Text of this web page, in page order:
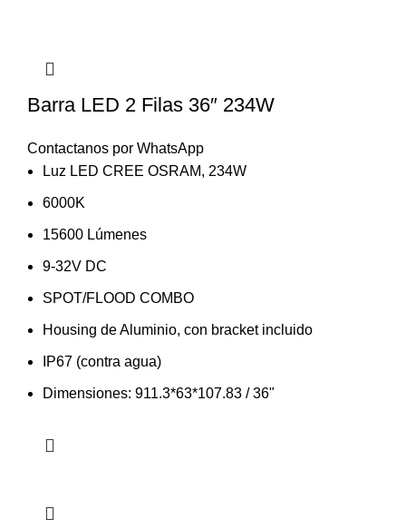
Barra LED 2 Filas 36″ 234W
Contactanos por WhatsApp
Luz LED CREE OSRAM, 234W
6000K
15600 Lúmenes
9-32V DC
SPOT/FLOOD COMBO
Housing de Aluminio, con bracket incluido
IP67 (contra agua)
Dimensiones: 911.3*63*107.83 / 36"